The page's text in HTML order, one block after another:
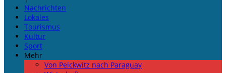
Nachrichten
Lokales
Tourismus
Kultur
Sport
Mehr
Von Peickwitz nach Paraguay